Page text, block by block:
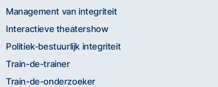
Management van integriteit
Interactieve theatershow
Politiek-bestuurlijk integriteit
Train-de-trainer
Train-de-onderzoeker